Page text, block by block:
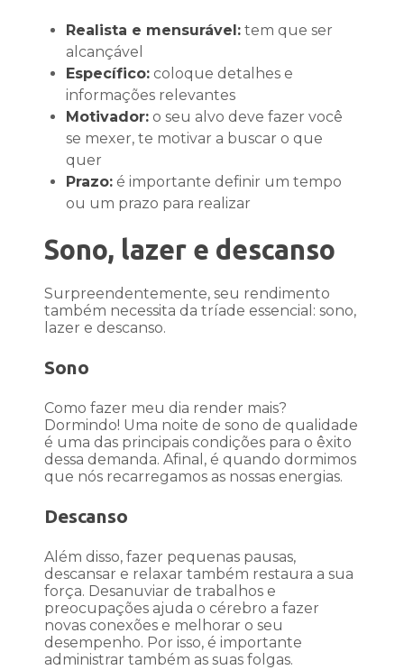
Realista e mensurável: tem que ser
alcançável
Específico: coloque detalhes e
informações relevantes
Motivador: o seu alvo deve fazer você
se mexer, te motivar a buscar o que
quer
Prazo: é importante definir um tempo
ou um prazo para realizar
Sono, lazer e descanso
Surpreendentemente, seu rendimento
também necessita da tríade essencial: sono,
lazer e descanso.
Sono
Como fazer meu dia render mais?
Dormindo! Uma noite de sono de qualidade
é uma das principais condições para o êxito
dessa demanda. Afinal, é quando dormimos
que nós recarregamos as nossas energias.
Descanso
Além disso, fazer pequenas pausas,
descansar e relaxar também restaura a sua
força. Desanuviar de trabalhos e
preocupações ajuda o cérebro a fazer
novas conexões e melhorar o seu
desempenho. Por isso, é importante
administrar também as suas folgas.